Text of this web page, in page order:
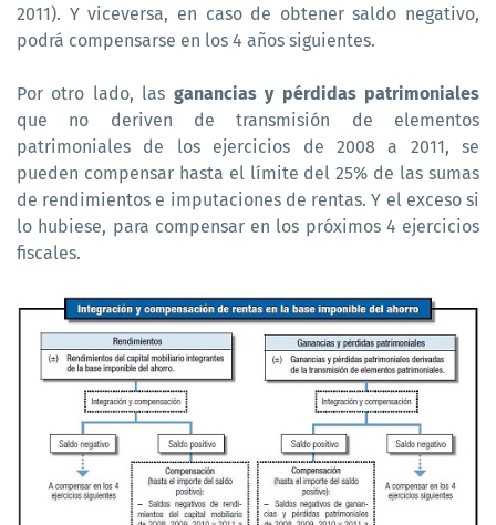
2011). Y viceversa, en caso de obtener saldo negativo,
podrá compensarse en los 4 años siguientes.
Por otro lado, las ganancias y pérdidas patrimoniales
que no deriven de transmisión de elementos
patrimoniales de los ejercicios de 2008 a 2011, se
pueden compensar hasta el límite del 25% de las sumas
de rendimientos e imputaciones de rentas. Y el exceso si
lo hubiese, para compensar en los próximos 4 ejercicios
fiscales.